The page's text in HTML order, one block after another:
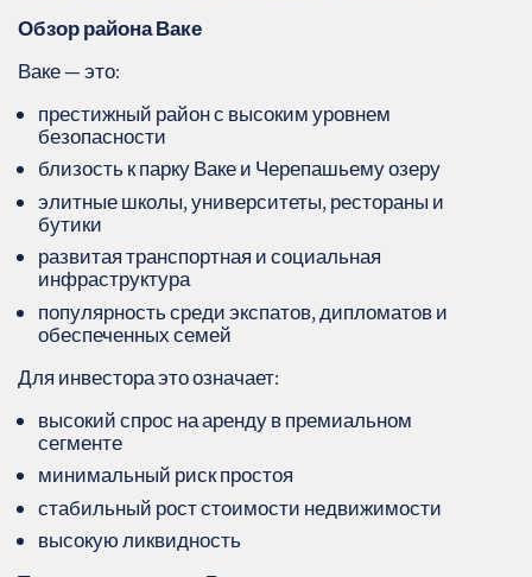
Обзор района Ваке
Ваке — это:
престижный район с высоким уровнем
безопасности
близость к парку Ваке и Черепашьему озеру
элитные школы, университеты, рестораны и
бутики
развитая транспортная и социальная
инфраструктура
популярность среди экспатов, дипломатов и
обеспеченных семей
Для инвестора это означает:
высокий спрос на аренду в премиальном
сегменте
минимальный риск простоя
стабильный рост стоимости недвижимости
высокую ликвидность